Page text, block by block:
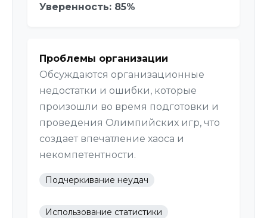
Уверенность: 85%
Проблемы организации
Обсуждаются организационные
недостатки и ошибки, которые
произошли во время подготовки и
проведения Олимпийских игр, что
создает впечатление хаоса и
некомпетентности.
Подчеркивание неудач
Использование статистики